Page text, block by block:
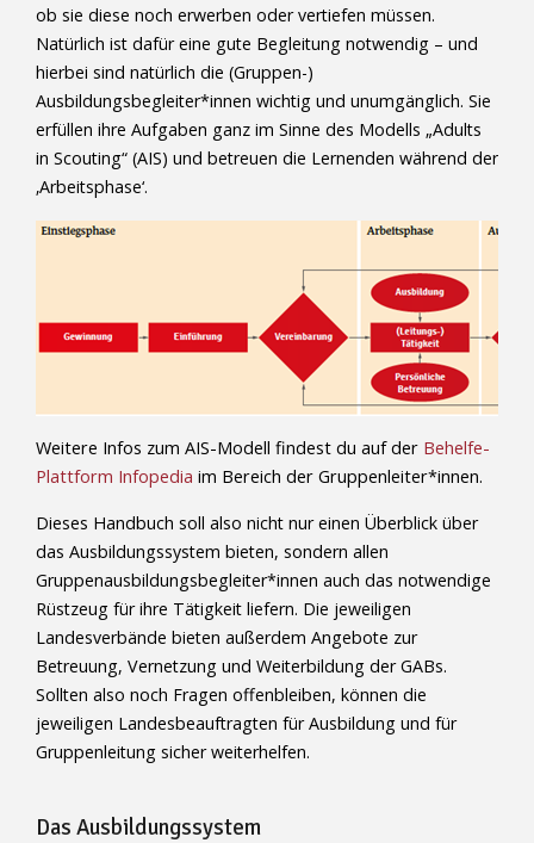
ob sie diese noch erwerben oder vertiefen müssen.
Natürlich ist dafür eine gute Begleitung notwendig – und
hierbei sind natürlich die (Gruppen-)
Ausbildungsbegleiter*innen wichtig und unumgänglich. Sie
erfüllen ihre Aufgaben ganz im Sinne des Modells „Adults
in Scouting“ (AIS) und betreuen die Lernenden während der
‚Arbeitsphase‘.
Weitere Infos zum AIS-Modell findest du auf der Behelfe-
Plattform Infopedia im Bereich der Gruppenleiter*innen.
Dieses Handbuch soll also nicht nur einen Überblick über
das Ausbildungssystem bieten, sondern allen
Gruppenausbildungsbegleiter*innen auch das notwendige
Rüstzeug für ihre Tätigkeit liefern. Die jeweiligen
Landesverbände bieten außerdem Angebote zur
Betreuung, Vernetzung und Weiterbildung der GABs.
Sollten also noch Fragen offenbleiben, können die
jeweiligen Landesbeauftragten für Ausbildung und für
Gruppenleitung sicher weiterhelfen.
Das Ausbildungssystem